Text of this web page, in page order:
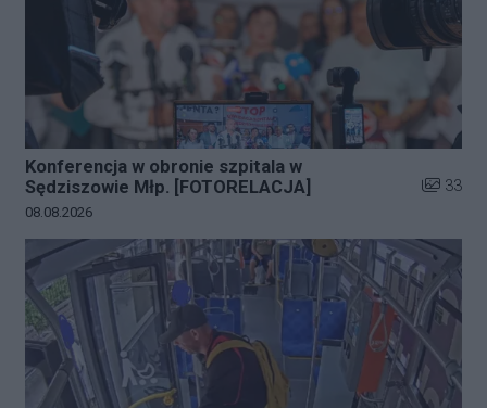
Konferencja w obronie szpitala w
Sędziszowie Młp. [FOTORELACJA]
Liczba
33
Data dodania galerii:
08.08.2026